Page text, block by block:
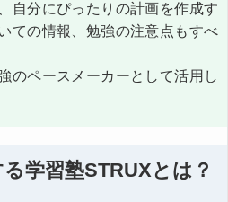
自分にぴったりの計画を作成す
ての情報、勉強の注意点もすべ
のペースメーカーとして活用し
学習塾STRUXとは？